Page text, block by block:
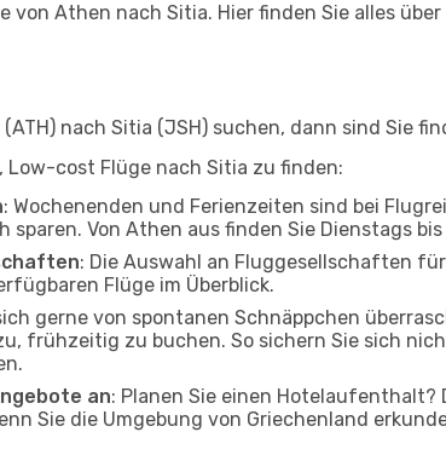
von Athen nach Sitia. Hier finden Sie alles
nach Sitia (JSH) suchen, dann sind Sie
cost Flüge nach Sitia zu finden:
: Wochenenden und Ferienzeiten sind bei
Von Athen aus finden Sie Dienstags
: Die Auswahl an Fluggesellschaften
Flüge im Überblick.
gerne von spontanen Schnäppchen
frühzeitig zu buchen. So sichern Sie sich
an: Planen Sie einen
Sie die Umgebung von Griechenland